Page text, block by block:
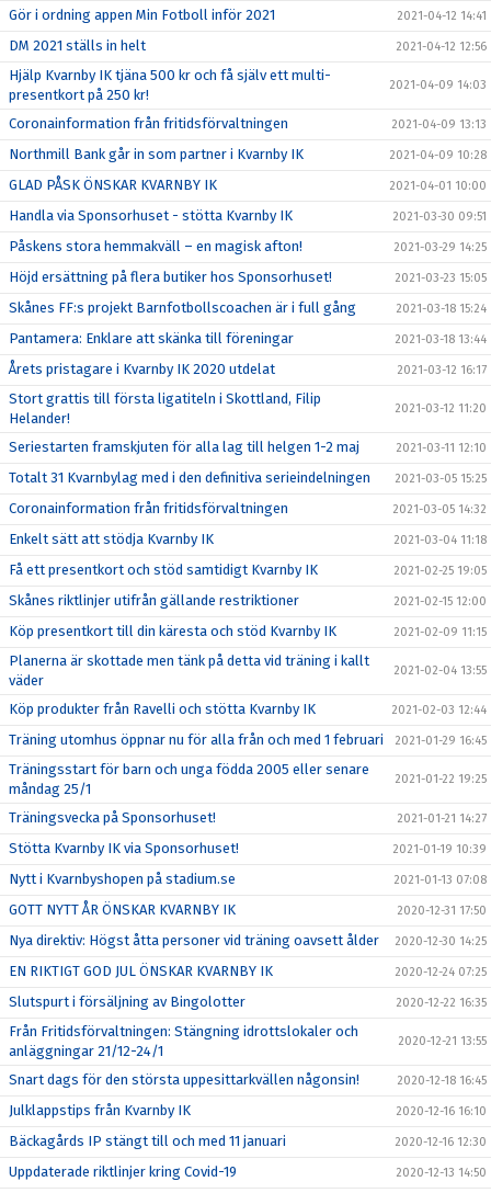
Gör i ordning appen Min Fotboll inför 2021 2021-04-12 14:41
DM 2021 ställs in helt 2021-04-12 12:56
Hjälp Kvarnby IK tjäna 500 kr och få själv ett multi-
presentkort på 250 kr!
2021-04-09 14:03
Coronainformation från fritidsförvaltningen 2021-04-09 13:13
Northmill Bank går in som partner i Kvarnby IK 2021-04-09 10:28
GLAD PÅSK ÖNSKAR KVARNBY IK 2021-04-01 10:00
Handla via Sponsorhuset - stötta Kvarnby IK 2021-03-30 09:51
Påskens stora hemmakväll – en magisk afton! 2021-03-29 14:25
Höjd ersättning på flera butiker hos Sponsorhuset! 2021-03-23 15:05
Skånes FF:s projekt Barnfotbollscoachen är i full gång 2021-03-18 15:24
Pantamera: Enklare att skänka till föreningar 2021-03-18 13:44
Årets pristagare i Kvarnby IK 2020 utdelat 2021-03-12 16:17
Stort grattis till första ligatiteln i Skottland, Filip
Helander!
2021-03-12 11:20
Seriestarten framskjuten för alla lag till helgen 1-2 maj 2021-03-11 12:10
Totalt 31 Kvarnbylag med i den definitiva serieindelningen 2021-03-05 15:25
Coronainformation från fritidsförvaltningen 2021-03-05 14:32
Enkelt sätt att stödja Kvarnby IK 2021-03-04 11:18
Få ett presentkort och stöd samtidigt Kvarnby IK 2021-02-25 19:05
Skånes riktlinjer utifrån gällande restriktioner 2021-02-15 12:00
Köp presentkort till din käresta och stöd Kvarnby IK 2021-02-09 11:15
Planerna är skottade men tänk på detta vid träning i kallt
väder
2021-02-04 13:55
Köp produkter från Ravelli och stötta Kvarnby IK 2021-02-03 12:44
Träning utomhus öppnar nu för alla från och med 1 februari 2021-01-29 16:45
Träningsstart för barn och unga födda 2005 eller senare
måndag 25/1
2021-01-22 19:25
Träningsvecka på Sponsorhuset! 2021-01-21 14:27
Stötta Kvarnby IK via Sponsorhuset! 2021-01-19 10:39
Nytt i Kvarnbyshopen på stadium.se 2021-01-13 07:08
GOTT NYTT ÅR ÖNSKAR KVARNBY IK 2020-12-31 17:50
Nya direktiv: Högst åtta personer vid träning oavsett ålder 2020-12-30 14:25
EN RIKTIGT GOD JUL ÖNSKAR KVARNBY IK 2020-12-24 07:25
Slutspurt i försäljning av Bingolotter 2020-12-22 16:35
Från Fritidsförvaltningen: Stängning idrottslokaler och
anläggningar 21/12-24/1
2020-12-21 13:55
Snart dags för den största uppesittarkvällen någonsin! 2020-12-18 16:45
Julklappstips från Kvarnby IK 2020-12-16 16:10
Bäckagårds IP stängt till och med 11 januari 2020-12-16 12:30
Uppdaterade riktlinjer kring Covid-19 2020-12-13 14:50